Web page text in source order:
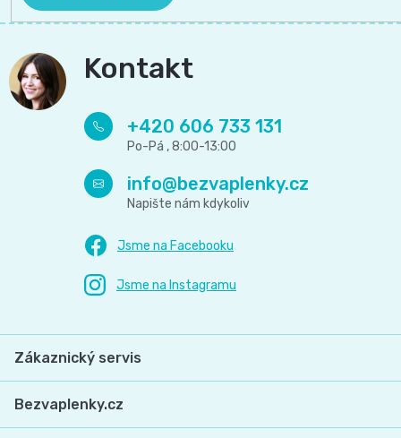
Kontakt
info@bezvaplenky.cz
+420 606 733 131
Zákaznický servis
Bezvaplenky.cz